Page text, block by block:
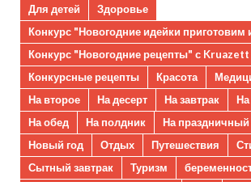
Для детей
Здоровье
Конкурс "Новогодние идейки приготовим
Конкурс "Новогодние рецепты" с Kruazett
Конкурсные рецепты
Красота
На второе
На десерт На завтрак
На
На обед
На полдник На праздничный
Новый год
Отдых Путешествия
Сытный завтрак
Туризм